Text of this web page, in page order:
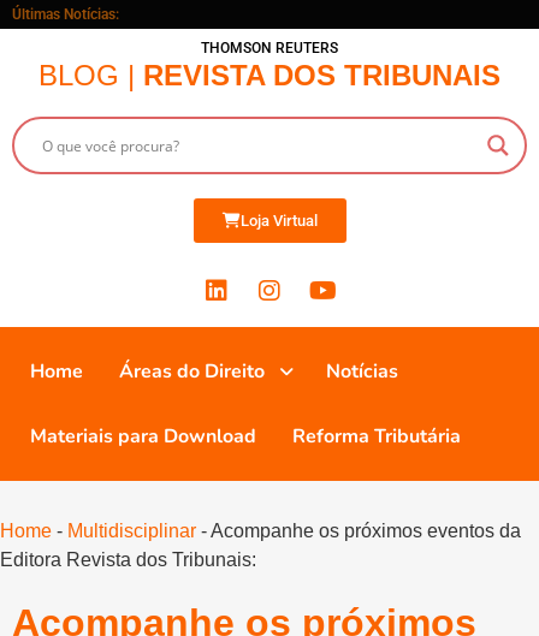
Últimas Notícias:
THOMSON REUTERS
BLOG | REVISTA DOS TRIBUNAIS
Loja Virtual
Home Áreas do Direito Notícias
Materiais para Download Reforma Tributária
Home - Multidisciplinar -Acompanhe os próximos eventos da
Editora Revista dos Tribunais:
Acompanhe os próximos